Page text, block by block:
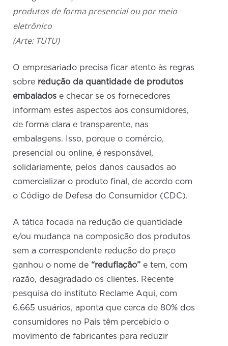
produtos de forma presencial ou por meio
eletrônico
(Arte: TUTU)
O empresariado precisa ficar atento às regras
sobre redução da quantidade de produtos
embalados e checar se os fornecedores
informam estes aspectos aos consumidores,
de forma clara e transparente, nas
embalagens. Isso, porque o comércio,
presencial ou online, é responsável,
solidariamente, pelos danos causados ao
comercializar o produto final, de acordo com
o Código de Defesa do Consumidor (CDC).
A tática focada na redução de quantidade
e/ou mudança na composição dos produtos
sem a correspondente redução do preço
ganhou o nome de “reduflação” e tem, com
razão, desagradado os clientes. Recente
pesquisa do instituto Reclame Aqui, com
6.665 usuários, aponta que cerca de 80% dos
consumidores no País têm percebido o
movimento de fabricantes para reduzir